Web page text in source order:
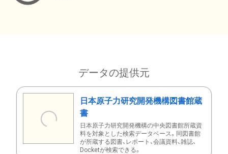
データの提供元
日本原子力研究開発機構図書館蔵
書
日本原子力研究開発機構の中央図書館所蔵資
料を対象とした検索データベース。同図書館
が所蔵する図書、レポート、会議資料、雑誌、
Docketが検索できる。